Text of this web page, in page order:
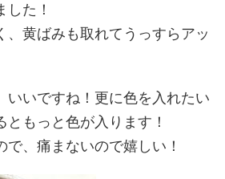
した！
、黄ばみも取れてうっすらアッ
いいですね！更に色を入れたい
もっと色が入ります！
で、痛まないので嬉しい！